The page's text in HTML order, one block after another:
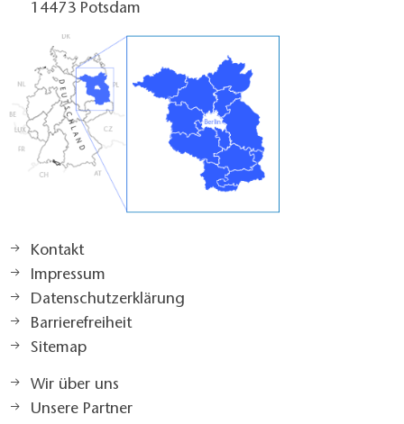
14473 Potsdam
Kontakt
Impressum
Datenschutzerklärung
Barrierefreiheit
Sitemap
Wir über uns
Unsere Partner